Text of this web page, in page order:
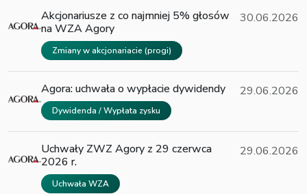
Akcjonariusze z co najmniej 5% głosów
na WZA Agory
Zmiany w akcjonariacie (progi)
30.06.2026
Agora: uchwała o wypłacie dywidendy
Dywidenda / Wypłata zysku
29.06.2026
Uchwały ZWZ Agory z 29 czerwca
2026 r.
Uchwała WZA
29.06.2026